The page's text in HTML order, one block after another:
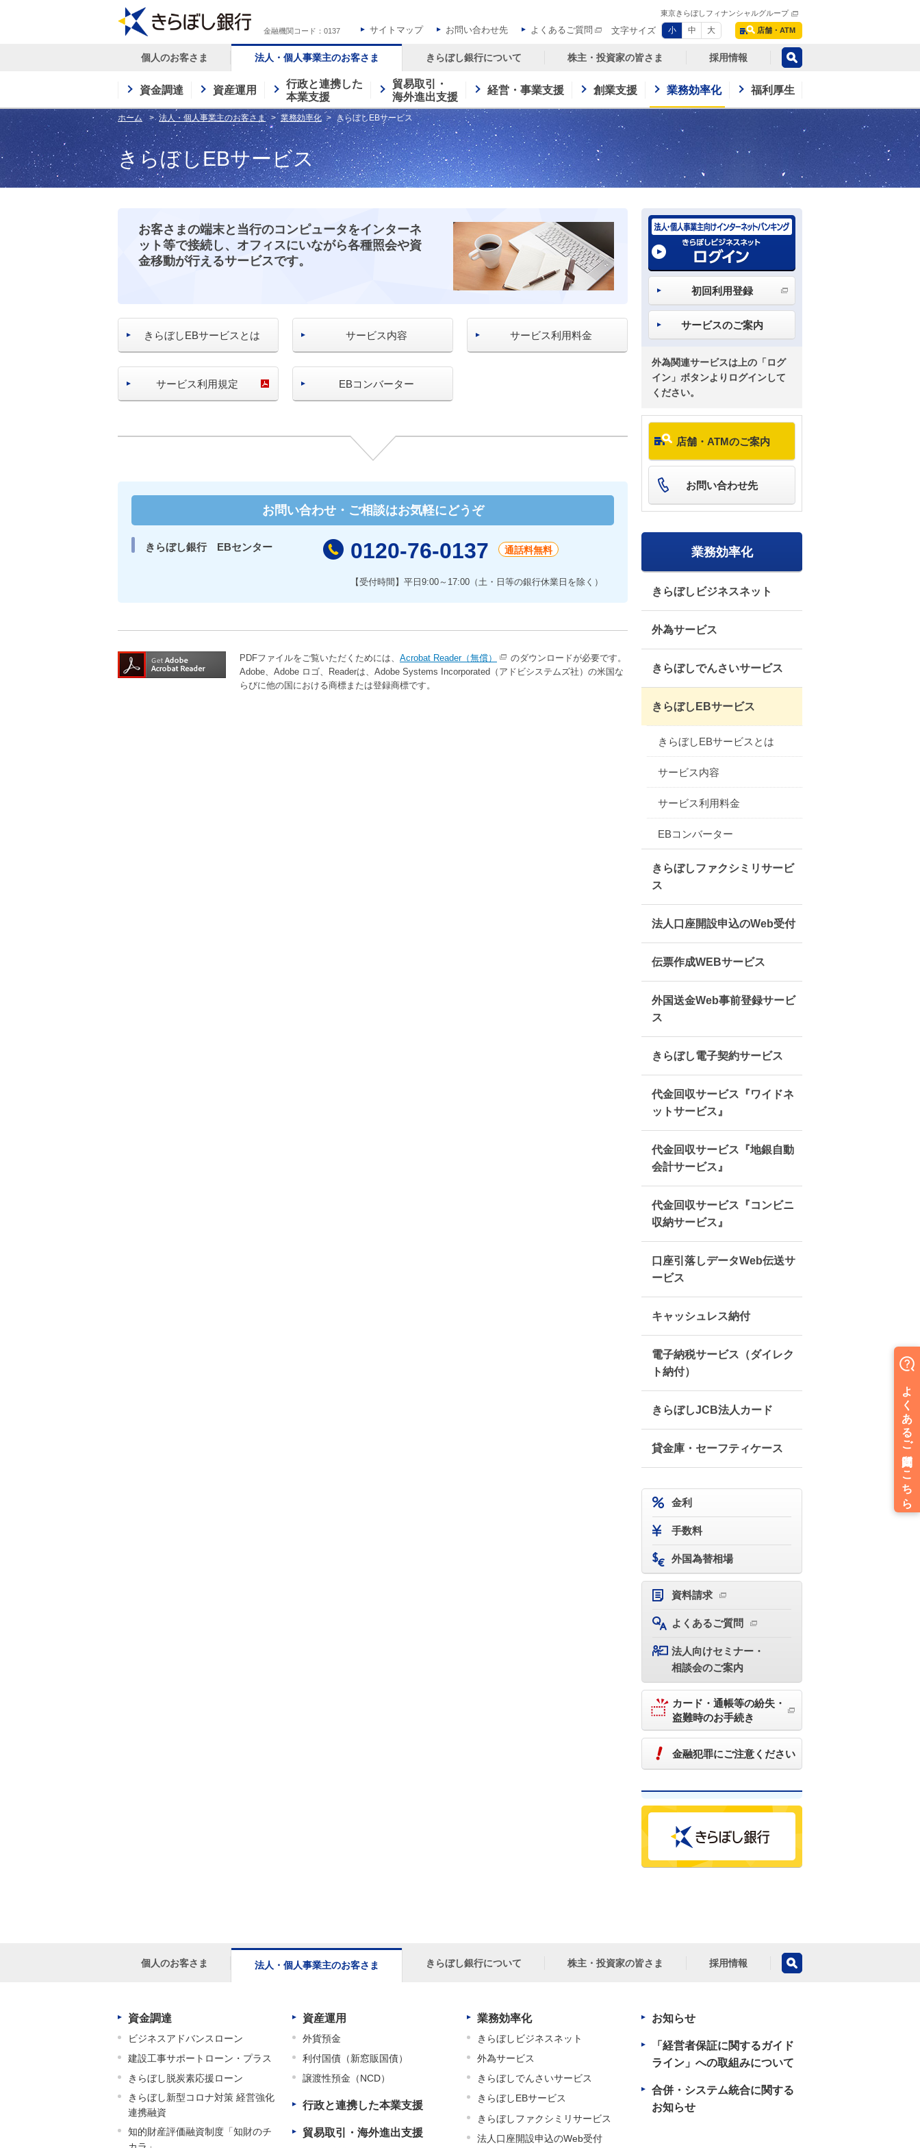
金融機関コード：0137 サイトマップ お問い合わせ先 よくあるご質問
東京きらぼしフィナンシャルグループ
文字サイズ 小 中 大 店舗・ATM
個人のお客さま 法人・個人事業主のお客さま きらぼし銀行について 株主・投資家の皆さま 採用情報
資金調達 資産運用
行政と連携した
本業支援
貿易取引・
海外進出支援
経営・事業支援 創業支援 業務効率化 福利厚生
ホーム 法人・個人事業主のお客さま 業務効率化 きらぼしEBサービス
きらぼしEBサービス
お客さまの端末と当行のコンピュータをインターネ
ット等で接続し、オフィスにいながら各種照会や資
金移動が行えるサービスです。
きらぼしEBサービスとは サービス内容 サービス利用料金
サービス利用規定 EBコンバーター
お問い合わせ・ご相談はお気軽にどうぞ
きらぼし銀行 EBセンター 0120-76-0137 通話料無料
【受付時間】平日9:00～17:00（土・日等の銀行休業日を除く）
PDFファイルをご覧いただくためには、 Acrobat Reader（無償）
のダウンロードが必要です。
Adobe、Adobe ロゴ、Readerは、Adobe Systems Incorporated（アドビシステムズ社）の米国な
らびに他の国における商標または登録商標です。
初回利用登録
サービスのご案内
外為関連サービスは上の「ログ
イン」ボタンよりログインして
ください。
店舗・ATMのご案内
お問い合わせ先
業務効率化
きらぼしビジネスネット
外為サービス
きらぼしでんさいサービス
きらぼしEBサービス
きらぼしEBサービスとは
サービス内容
サービス利用料金
EBコンバーター
きらぼしファクシミリサービ
ス
法人口座開設申込のWeb受付
伝票作成WEBサービス
外国送金Web事前登録サービ
ス
きらぼし電子契約サービス
代金回収サービス『ワイドネ
ットサービス』
代金回収サービス『地銀自動
会計サービス』
代金回収サービス『コンビニ
収納サービス』
口座引落しデータWeb伝送サ
ービス
キャッシュレス納付
電子納税サービス（ダイレク
ト納付）
きらぼしJCB法人カード
貸金庫・セーフティケース
金利
手数料
外国為替相場
資料請求
よくあるご質問
法人向けセミナー・
相談会のご案内
カード・通帳等の紛失・
盗難時のお手続き
金融犯罪にご注意ください
個人のお客さま 法人・個人事業主のお客さま きらぼし銀行について 株主・投資家の皆さま 採用情報
資金調達
ビジネスアドバンスローン
建設工事サポートローン・プラス
きらぼし脱炭素応援ローン
きらぼし新型コロナ対策 経営強化
連携融資
知的財産評価融資制度「知財のチ
資産運用
外貨預金
利付国債（新窓販国債）
譲渡性預金（NCD）
行政と連携した本業支援
貿易取引・海外進出支援
業務効率化
きらぼしビジネスネット
外為サービス
きらぼしでんさいサービス
きらぼしEBサービス
きらぼしファクシミリサービス
法人口座開設申込のWeb受付
お知らせ
「経営者保証に関するガイド
ライン」への取組みについて
合併・システム統合に関する
お知らせ